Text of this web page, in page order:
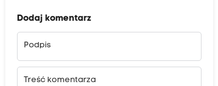
Dodaj komentarz
Podpis
Treść komentarza